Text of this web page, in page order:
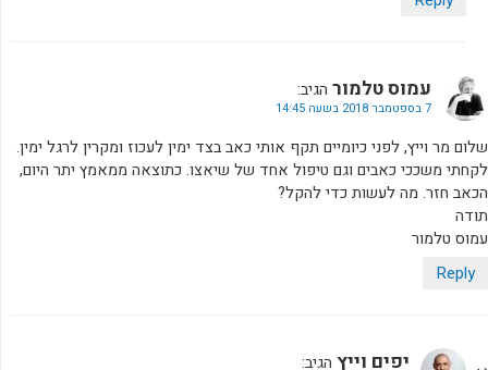
עמוס טלמור הגיב:
7 בספטמבר 2018 בשעה 14:45
שלום מר וייץ, לפני כיומיים תקף אותי כאב בצד ימין לעכוז ומקרין לרגל ימין.
לקחתי משככי כאבים וגם טיפול אחד של שיאצו. כתוצאה ממאמץ יתר היום,
הכאב חזר. מה לעשות כדי להקל?
תודה
עמוס טלמור
Reply
יפים וייץ הגיב: